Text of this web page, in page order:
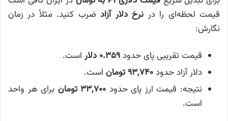
قیمت لحظه‌ای را در نرخ دلار آزادضرب کنید. مثلاً در زمان
نگارش:
قیمت تقریبی پای حدود۰.۳۵۹ دلار
است.
دلار آزاد حدود۹۳,۷۴۰ تومان
است.
نتیجه: قیمت ارز پای حدود
برای هر واحد
است.